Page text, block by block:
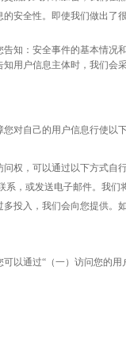
安全性。即使我们做出
知：安全事件的基本情
用户信息主体时，我们
对自己的用户信息行使以下
权，可以通过以下方式自
系，或发送电子邮件。我们
投入，我们会向您提供。
可以通过“（一）访问您的